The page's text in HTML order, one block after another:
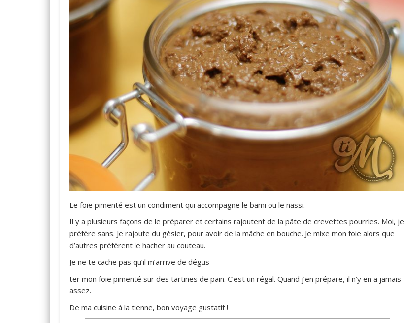
Le foie pimenté est un condiment qui accompagne le bami ou le nassi.
Il y a plusieurs façons de le préparer et certains rajoutent de la pâte de crevettes pourries. Moi, je
préfère sans. Je rajoute du gésier, pour avoir de la mâche en bouche. Je mixe mon foie alors que
d’autres préfèrent le hacher au couteau.
Je ne te cache pas qu’il m’arrive de dégus
ter mon foie pimenté sur des tartines de pain. C’est un régal. Quand j’en prépare, il n’y en a jamais
assez.
De ma cuisine à la tienne, bon voyage gustatif !